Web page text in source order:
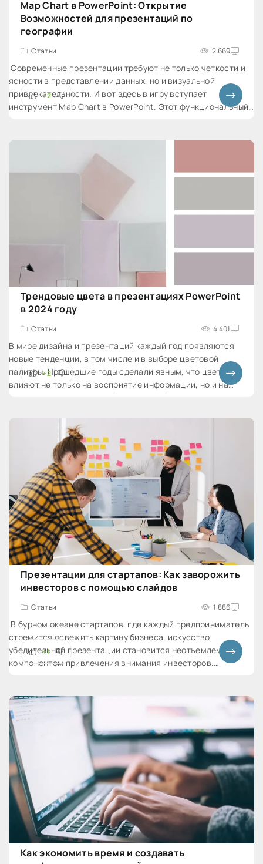
Map Chart в PowerPoint: Открытие
Возможностей для презентаций по
географии
Статьи 2 669
Современные презентации требуют не только четкости и
ясности в представлении данных, но и визуальной
привлекательности. И вот здесь в игру вступает
инструмент Map Chart в PowerPoint. Этот функциональный
+2
Трендовые цвета в презентациях PowerPoint
в 2024 году
Статьи 4 401
В мире дизайна и презентаций каждый год появляются
новые тенденции, в том числе и в выборе цветовой
палитры. Прошедшие годы сделали явным, что цвета
влияют не только на восприятие информации, но и на
+2
Презентации для стартапов: Как заворожить
инвесторов с помощью слайдов
Статьи 1 886
В бурном океане стартапов, где каждый предприниматель
стремится освежить картину бизнеса, искусство
убедительной презентации становится неотъемлемым
компонентом привлечения внимания инвесторов.
+1
Как экономить время и создавать